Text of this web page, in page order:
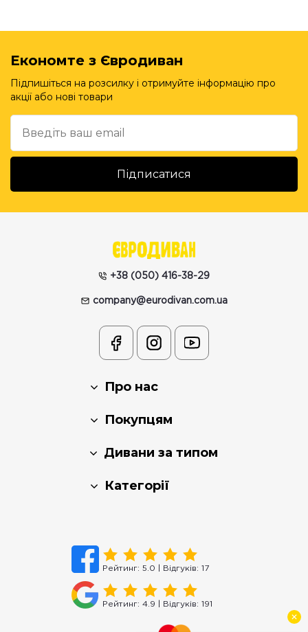
Економте з Євродиван
Підпишіться на розсилку і отримуйте інформацію про
акції або нові товари
+38 (050) 416-38-29
company@eurodivan.com.ua
Про нас
Покупцям
Дивани за типом
Категорії
Рейтинг: 5.0 | Відгуків: 17
Рейтинг: 4.9 | Відгуків: 191